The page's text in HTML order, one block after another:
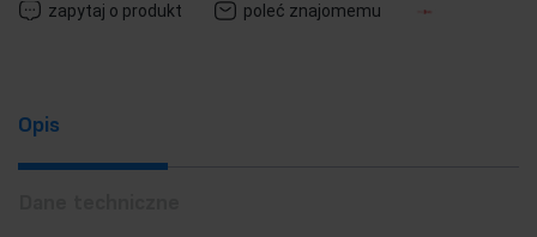
zapytaj o produkt poleć znajomemu
Opis